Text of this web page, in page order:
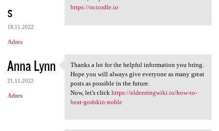
s
18.11.2022
Adres
https://octordle.io
Anna Lynn
21.11.2022
Adres
Thanks a lot for the helpful
Thanks a lot for the helpful information you bring.
Hope you will always give everyone as many great
posts as possible in the future.
Now, let's click https://eldenringwiki.io/how-to-
beat-godskin-noble